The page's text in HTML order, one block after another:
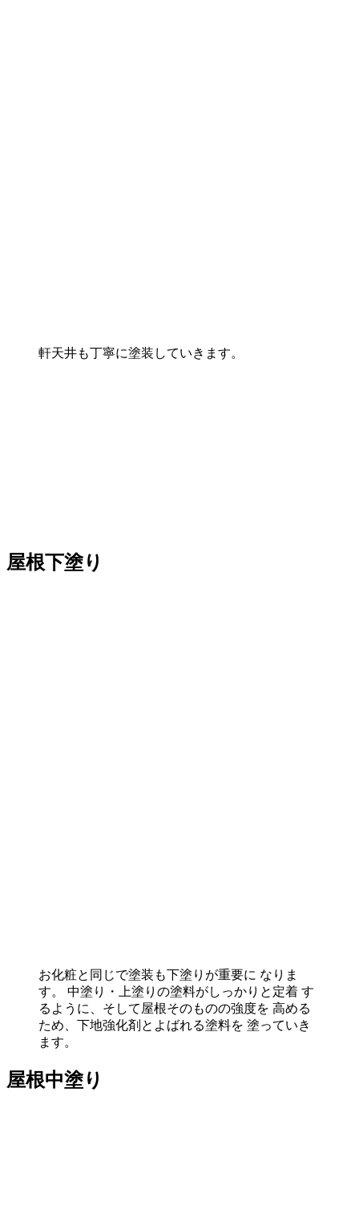
軒天井も丁寧に塗装していきます。
屋根下塗り
お化粧と同じで塗装も下塗りが重要に なりま
す。 中塗り・上塗りの塗料がしっかりと定着 す
るように、そして屋根そのものの強度を 高める
ため、下地強化剤とよばれる塗料を 塗っていき
ます。
屋根中塗り